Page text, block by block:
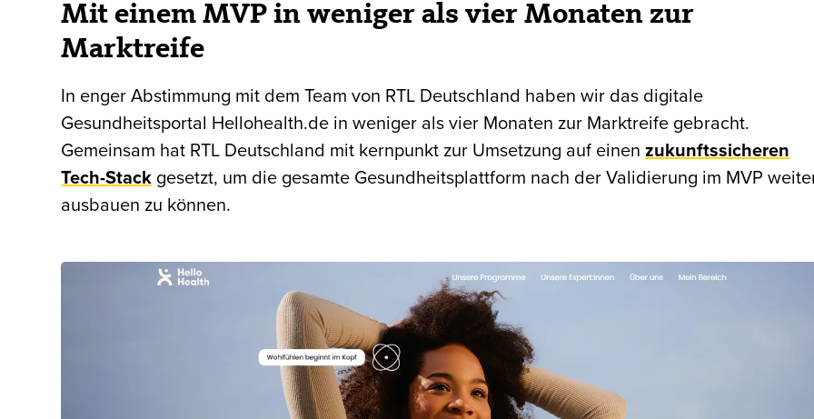
Mit einem MVP in weniger als vier Monaten zur
Marktreife
In enger Abstimmung mit dem Team von RTL Deutschland haben wir das digitale
Gesundheitsportal Hellohealth.de in weniger als vier Monaten zur Marktreife gebracht.
Gemeinsam hat RTL Deutschland mit kernpunkt zur Umsetzung auf einenzukunftssicheren
Tech-Stack gesetzt, um die gesamte Gesundheitsplattform nach der Validierung im MVP
ausbauen zu können.